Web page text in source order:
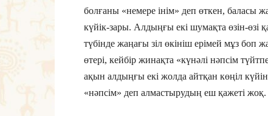
болғаны «немере інім» деп өткен, баласы
күйік-зары. Алдыңғы екі шумақта өзін-өзі
түбінде жаңағы зіл өкініш ерімей мұз боп
өтері, кейбір жинақта «күнәлі нәпсім
ақын алдыңғы екі жолда айтқан көңіл
«нәпсім» деп алмастырудың еш қажеті жоқ.